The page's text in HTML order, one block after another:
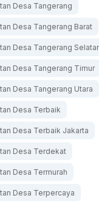
Desa Tangerang
Desa Tangerang Barat
Desa Tangerang
Desa Tangerang Timur
Desa Tangerang Utara
Desa Terbaik
Desa Terbaik Jakarta
Desa Terdekat
Desa Termurah
Desa Terpercaya